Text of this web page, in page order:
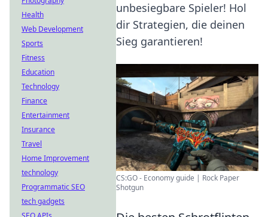
unbesiegbare Spieler! Hol
dir Strategien, die deinen
Sieg garantieren!
CS:GO - Economy guide | Rock Paper
Shotgun
Health
Web Development
Sports
Fitness
Education
Technology
Finance
Entertainment
Insurance
Travel
Home Improvement
technology
Programmatic SEO
tech gadgets